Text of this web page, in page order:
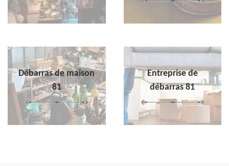
Débarras de maison
81
Entreprise de
débarras 81